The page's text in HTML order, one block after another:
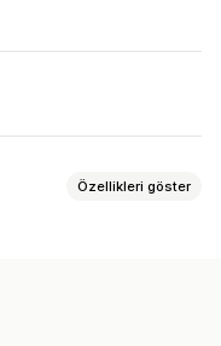
Özellikleri göster